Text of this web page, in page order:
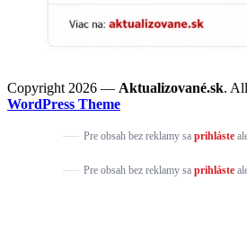
Copyright 2026 — Aktualizované.sk.
WordPress Theme
Pre obsah bez reklamy sa prihláste